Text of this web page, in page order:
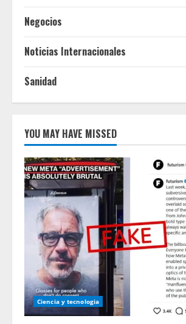
Negocios
Noticias Internacionales
Sanidad
YOU MAY HAVE MISSED
Ciencia y tecnologia